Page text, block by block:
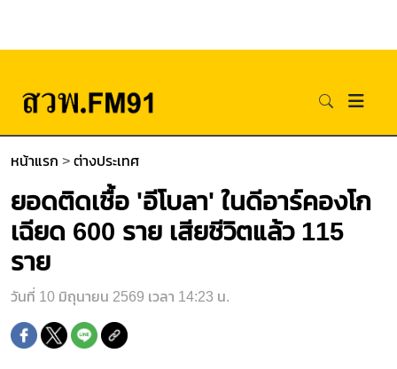
หน้าแรก > ต่างประเทศ
ยอดติดเชื้อ 'อีโบลา' ในดีอาร์คองโก
เฉียด 600 ราย เสียชีวิตแล้ว 115
ราย
วันที่ 10 มิถุนายน 2569 เวลา 14:23 น.